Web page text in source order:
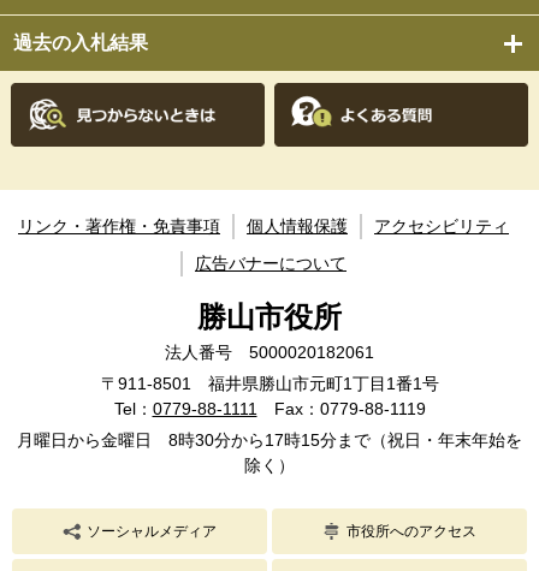
過去の入札結果
リンク・著作権・免責事項 個人情報保護
アクセシビリティ
広告バナーについて
勝山市役所
法人番号 5000020182061
〒911-8501 福井県勝山市元町1丁目1番1号
Tel： 0779-88-1111
Fax：0779-88-1119
月曜日から金曜日 8時30分から17時15分まで（祝日・年末年始を
除く）
ソーシャルメディア 市役所へのアクセス